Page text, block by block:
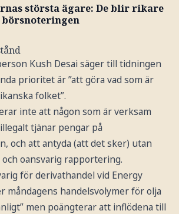
största ägare: De blir rikare
Kush Desai säger till tidningen
prioritet är ”att göra vad som är
folket”.
inte att någon som är verksam
tjänar pengar på
och att antyda (att det sker) utan
oansvarig rapportering.
för derivathandel vid Energy
måndagens handelsvolymer för olja
men poängterar att inflödena till